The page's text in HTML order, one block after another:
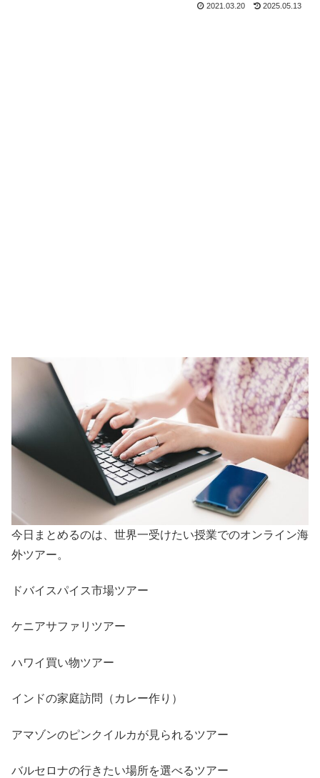
2021.03.20 2025.05.13
今日まとめるのは、世界一受けたい授業でのオンライン海
外ツアー。
ドバイスパイス市場ツアー
ケニアサファリツアー
ハワイ買い物ツアー
インドの家庭訪問（カレー作り）
アマゾンのピンクイルカが見られるツアー
バルセロナの行きたい場所を選べるツアー